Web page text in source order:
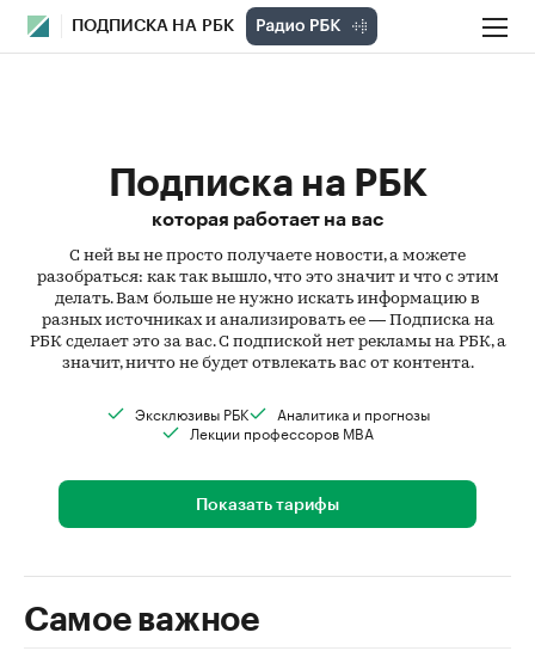
ПОДПИСКА НА РБК
Подписка на РБК
которая работает на вас
С ней вы не просто получаете новости, а можете
разобраться: как так вышло, что это значит и что с этим
делать. Вам больше не нужно искать информацию в
разных источниках и анализировать ее — Подписка на
РБК сделает это за вас. С подпиской нет рекламы на РБК, а
значит, ничто не будет отвлекать вас от контента.
Эксклюзивы РБК
Аналитика и прогнозы
Лекции профессоров MBA
Показать тарифы
Самое важное